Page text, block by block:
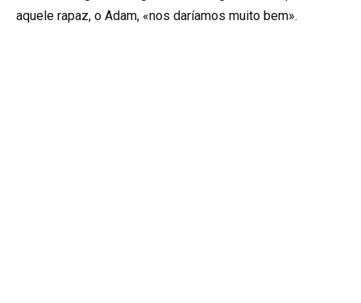
aquele rapaz, o Adam, «nos daríamos muito bem».